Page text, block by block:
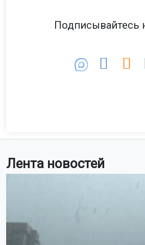
Лента новостей
Подписывайтесь